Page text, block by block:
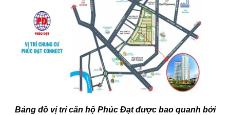
Bảng đồ vị trí căn hộ Phúc Đạt được bao quanh bởi